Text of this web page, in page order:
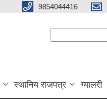
9854044416
स्थानिय राजपत्र ग्यालरी